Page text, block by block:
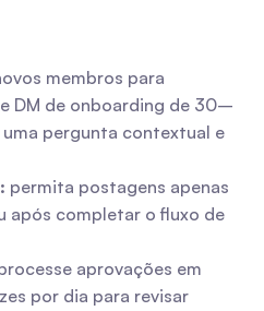
membros para
DM de onboarding de 30–
pergunta contextual e
permita postagens apenas
após completar o fluxo de
aprovações em
por dia para revisar